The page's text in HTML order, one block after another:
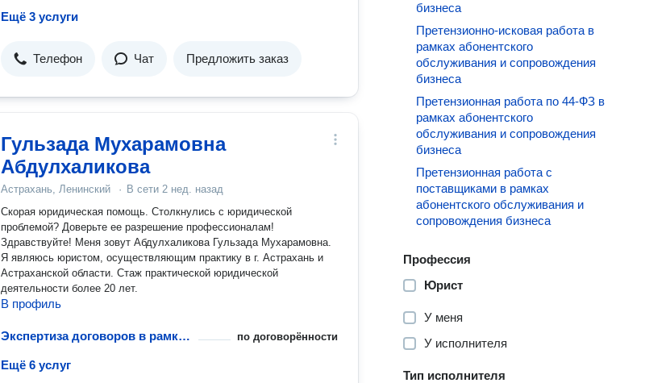
Ещё 3 услуги
Телефон Чат Предложить заказ
Гульзада Мухарамовна
Абдулхаликова
Астрахань, Ленинский · В сети 2 нед. назад
Скорая юридическая помощь. Столкнулись с юридической
проблемой? Доверьте ее разрешение профессионалам!
Здравствуйте! Меня зовут Абдулхаликова Гульзада Мухарамовна.
Я являюсь юристом, осуществляющим практику в г. Астрахань и
Астраханской области. Стаж практической юридической
деятельности более 20 лет.
В профиль
Экспертиза договоров в рамках абонентского обслуживания и сопровождения бизнеса по договорённости
Ещё 6 услуг
бизнеса
Претензионно-исковая работа в
рамках абонентского
обслуживания и сопровождения
бизнеса
Претензионная работа по 44-ФЗ в
рамках абонентского
обслуживания и сопровождения
бизнеса
Претензионная работа с
поставщиками в рамках
абонентского обслуживания и
сопровождения бизнеса
Профессия
Юрист
У меня
У исполнителя
Тип исполнителя